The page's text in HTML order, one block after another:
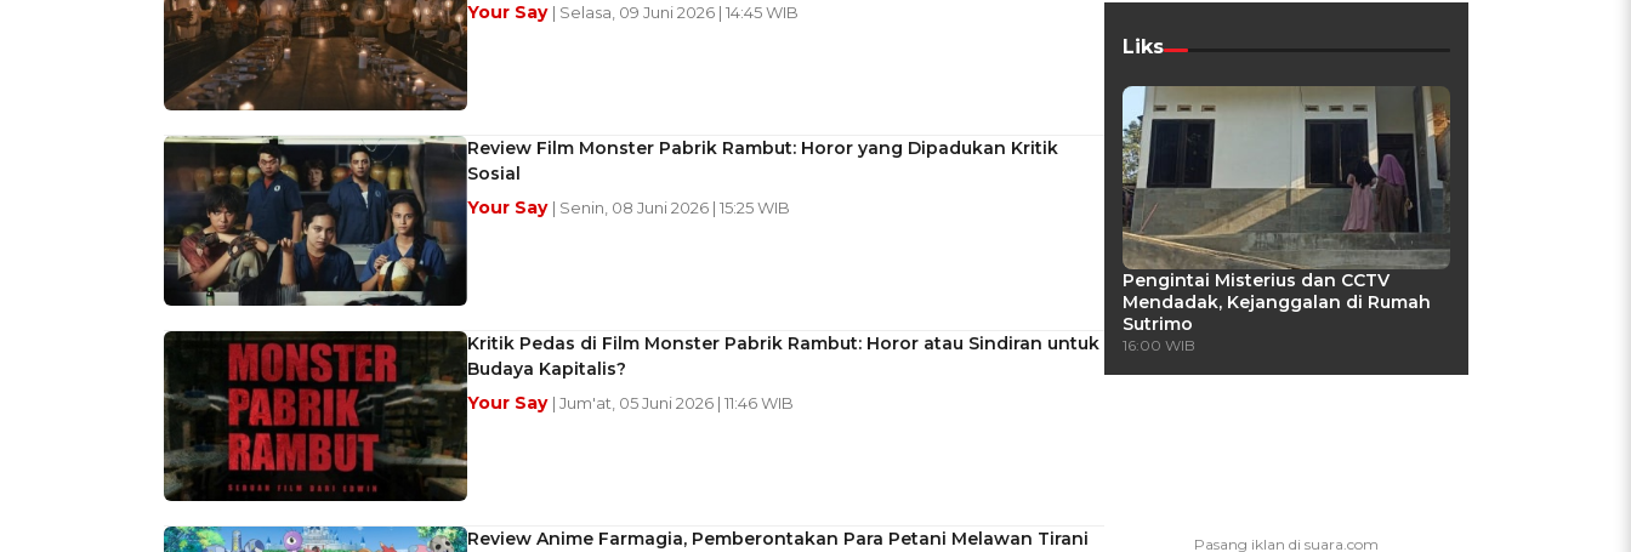
Your Say | Selasa, 09 Juni 2026 | 14:45 WIB
Review Film Monster Pabrik Rambut: Horor yang Dipadukan Kritik
Sosial
Your Say | Senin, 08 Juni 2026 | 15:25 WIB
Kritik Pedas di Film Monster Pabrik Rambut: Horor atau Sindiran untuk
Budaya Kapitalis?
Your Say | Jum'at, 05 Juni 2026 | 11:46 WIB
Review Anime Farmagia, Pemberontakan Para Petani Melawan Tirani
Liks
Pengintai Misterius dan CCTV
Mendadak, Kejanggalan di Rumah
Sutrimo
16:00 WIB